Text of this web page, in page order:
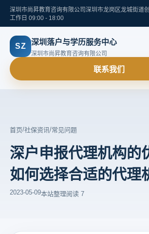
深圳市尚昇教育咨询有限公司 深圳市龙岗区龙城街道
工作日 09:00 - 18:00
SZ 深圳落户与学历服务中心
深圳市尚昇教育咨询有限公司
联系我们
首页/社保资讯/常见问题
深户申报代理机构的
如何选择合适的代理
2023-05-09本站整理阅读 7